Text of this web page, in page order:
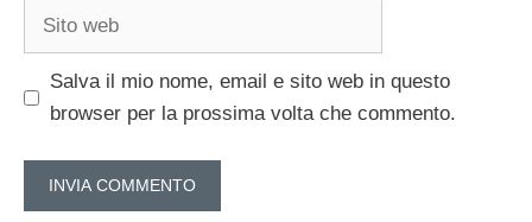
Sito
Salva il mio nome, email e sito web in questo
browser per la prossima volta che commento.